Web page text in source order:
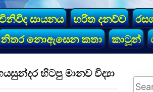
සායනය හරිත දනව්ව
නිතර නොඇසෙන කතා කාටූන්
හිටපු මානව විද්‍යා